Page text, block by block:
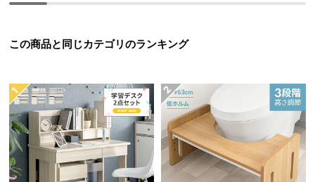
会
規
つ
い
て
お
この商品と同じカテゴリのランキング